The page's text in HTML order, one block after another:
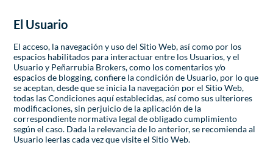
El Usuario
El acceso, la navegación y uso del Sitio Web, así como por los
espacios habilitados para interactuar entre los Usuarios, y el
Usuario y Peñarrubia Brokers, como los comentarios y/o
espacios de blogging, confiere la condición de Usuario, por lo que
se aceptan, desde que se inicia la navegación por el Sitio Web,
todas las Condiciones aquí establecidas, así como sus ulteriores
modificaciones, sin perjuicio de la aplicación de la
correspondiente normativa legal de obligado cumplimiento
según el caso. Dada la relevancia de lo anterior, se recomienda al
Usuario leerlas cada vez que visite el Sitio Web.